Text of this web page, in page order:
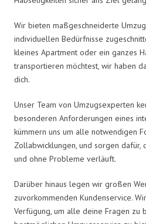
Wir bieten maßgeschneiderte
individuellen Bedürfnisse
kleines Apartment oder ein ganzes
transportieren möchtest, wir haben
dich.
Unser Team von Umzugsexperten
besonderen Anforderungen eines
kümmern uns um alle notwendigen
Zollabwicklungen, und sorgen dafür,
und ohne Probleme verläuft.
Darüber hinaus legen wir großen
zuvorkommenden Kundenservice.
Verfügung, um alle deine Fragen zu